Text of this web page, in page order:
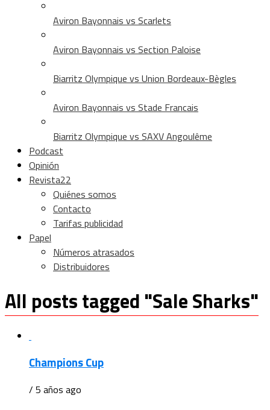
Aviron Bayonnais vs Scarlets
Aviron Bayonnais vs Section Paloise
Biarritz Olympique vs Union Bordeaux-Bègles
Aviron Bayonnais vs Stade Francais
Biarritz Olympique vs SAXV Angoulême
Podcast
Opinión
Revista22
Quiénes somos
Contacto
Tarifas publicidad
Papel
Números atrasados
Distribuidores
All posts tagged "Sale Sharks"
Champions Cup
/ 5 años ago